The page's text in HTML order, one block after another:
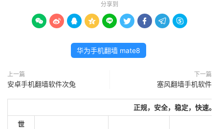
分享到
        
华为手机翻墙 mate8
上一篇
安卓手机翻墙软件次兔
下一篇
塞风翻墙手机软件
正规，安全，稳定，快速。
世